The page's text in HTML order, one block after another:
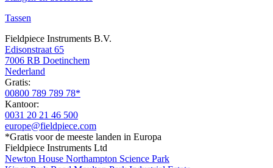
Tassen
Fieldpiece Instruments B.V.
Edisonstraat 65
7006 RB Doetinchem
Nederland
Gratis:
00800 789 789 78*
Kantoor:
0031 20 21 46 500
europe@fieldpiece.com
*Gratis voor de meeste landen in Europa
Fieldpiece Instruments Ltd
Newton House Northampton Science Park